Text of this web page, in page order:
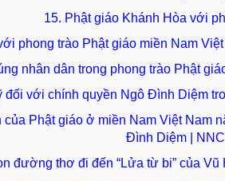
15. Phật giáo Khánh Hòa với
phong trào Phật giáo miền Nam
nhân dân trong phong trào Phật
đối với chính quyền Ngô Đình Diệm
của Phật giáo ở miền Nam Việt Nam
Đình Diệm |
đường thơ đi đến “Lửa từ bi” của